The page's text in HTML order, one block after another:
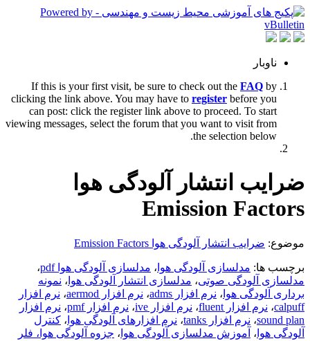
ناوبار
If this is your first visit, be sure to check out the FAQ by
clicking the link above. You may have to register before you
can post: click the register link above to proceed. To start
viewing messages, select the forum that you want to visit from
the selection below.
ضرایب انتشار آلودگی هوا
Emission Factors
موضوع: ضرایب انتشار آلودگی هوا Emission Factors
برچسب ها: مدلسازی آلودگی هوا ، مدلسازی آلودگی هوا pdf
،
مدلسازی آلودگی صوتی، مدلسازی انتشار آلودگی هوا ، نمونه
برداری آلودگی هوا ، نرم افزار adms ، نرم افزار aermod ، نرم افزار
calpuff، نرم افزار fluent ، نرم افزار ive ، نرم افزار pmf ، نرم افزار
sound plan، نرم افزار tanks ، نرم افزارهای آلودگی هوا ، کنترل
آلودگی هوا ، آموزش مدلسازی آلودگی هوا ، جزوه آلودگی هوا، فلر